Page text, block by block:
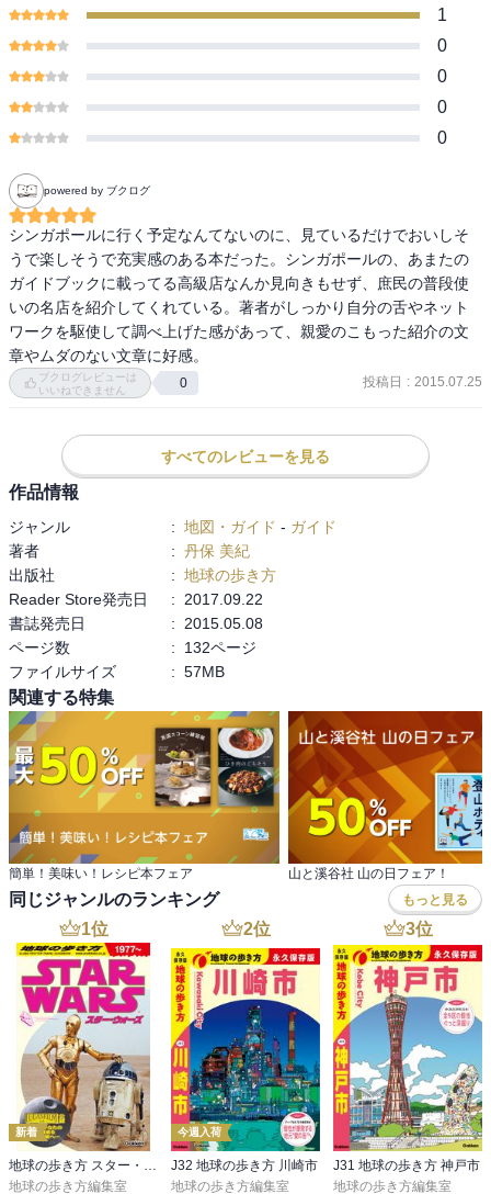
に入った「フィッシュ・ヘッド・カリー」など、麺の種類や料理の
ジャンルごとに、奥深い味のヒミツから食べ方まで解説。知ってい
ピ、料理の注文時に役立つ会話集など、ウレシイお役立ち情報も満
載。すぐにシンガポールへ出かけたくなります！
1
0
0
0
0
powered by ブクログ
シンガポールに行く予定なんてないのに、見ているだけでおいしそ
うで楽しそうで充実感のある本だった。シンガポールの、あまたの
ガイドブックに載ってる高級店なんか見向きもせず、庶民の普段使
いの名店を紹介してくれている。著者がしっかり自分の舌やネット
ワークを駆使して調べ上げた感があって、親愛のこもった紹介の文
章やムダのない文章に好感。
ブクログレビューは
いいねできません
0 投稿日 : 2015.07.25
すべてのレビューを見る
作品情報
ジャンル : 地図・ガイド - ガイド
著者
: 丹保 美紀
出版社
: 地球の歩き方
Reader Store発売日
:
2017.09.22
書誌発売日
:
2015.05.08
ページ数
:
132ページ
ファイルサイズ
: 57MB
関連する特集
簡単！美味い！レシピ本フェア 山と溪谷社 山の日フェア！
同じジャンルのランキング もっと見る
1位
新着
地球の歩き方 スター・ウォーズ
地球の歩き方編集室
2位
今週入荷
J32 地球の歩き方 川崎市
地球の歩き方編集室
3位
J31 地球の歩き方 神戸市
地球の歩き方編集室